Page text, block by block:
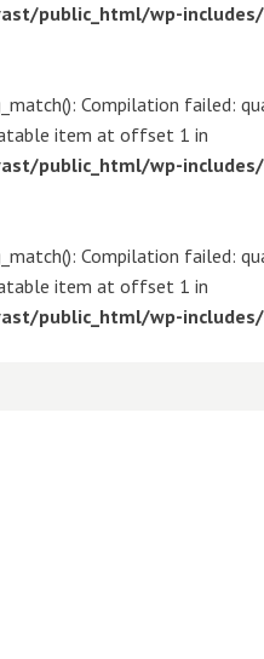
public_html/wp-
Compilation failed:
item at offset 1 in
public_html/wp-
Compilation failed:
item at offset 1 in
public_html/wp-